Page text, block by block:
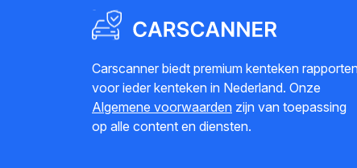
Carscanner biedt premium kenteken
voor ieder kenteken in Nederland. Onze
Algemene voorwaarden zijn van toepassing
op alle content en diensten.